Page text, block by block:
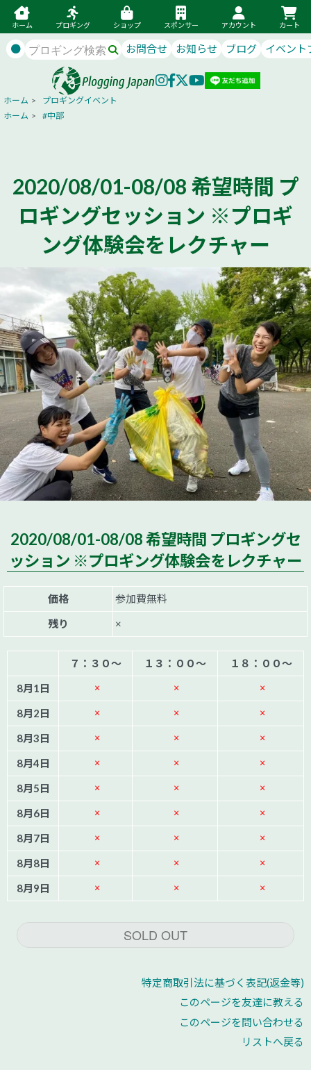
ホーム プロギング ショップ スポンサー アカウント カート
● お問合せ お知らせ ブログ イベント
ホーム >
プロギングイベント
ホーム > #中部
2020/08/01-08/08 希望時間 プ
ロギングセッション ※プロギ
ング体験会をレクチャー
2020/08/01-08/08 希望時間 プロギングセ
ッション ※プロギング体験会をレクチャー
価格
参加費無料
残り
×
７：３０～ １３：００～
１８：００～
8月1日
× × ×
8月2日 × × ×
8月3日 × × ×
8月4日 × × ×
8月5日 × × ×
8月6日 × × ×
8月7日 × × ×
8月8日 × × ×
8月9日 × × ×
SOLD OUT
特定商取引法に基づく表記(返金等)
このページを友達に教える
このページを問い合わせる
リストへ戻る